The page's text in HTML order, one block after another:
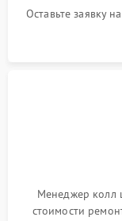
Не горит подсветка
Оставьте заявку
Менеджер колл
стоимости